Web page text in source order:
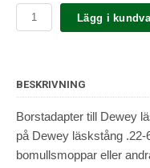
Lägg i
BESKRIVNING
Borstadapter till Dewey
på Dewey läskstång
bomullsmoppar eller